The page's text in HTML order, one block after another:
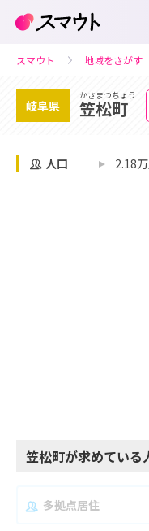
スマウト 地域をさがす
岐阜県
かさまつちょう
笠松町
人口 2.18
笠松町が求めている
多拠点居住